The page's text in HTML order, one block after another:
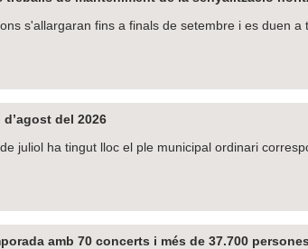
s'allargaran fins a finals de setembre i es duen
del 2026
juliol ha tingut lloc el ple municipal ordinari
amb 70 concerts i més de 37.700